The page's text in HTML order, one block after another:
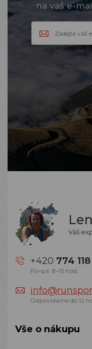
na váš e-
Váš
+420 774
Po–pá: 8–15 hod.
Odpovídáme do 12
Vše o nákupu